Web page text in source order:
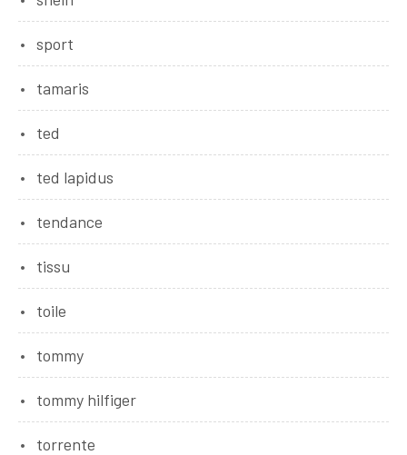
sport
tamaris
ted
ted lapidus
tendance
tissu
toile
tommy
tommy hilfiger
torrente